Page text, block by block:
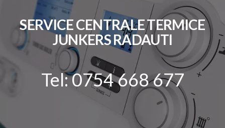
SERVICE CENTRALE TERMICE
JUNKERS RADAUTI
Tel: 0754 668 677